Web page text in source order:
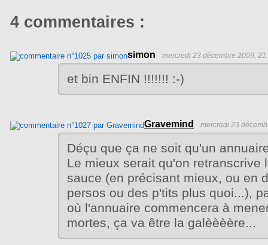
4 commentaires :
simon mercredi 23 décembre 2009,
et bin ENFIN !!!!!!! :-)
Gravemind mercredi 23
Déçu que ça ne soit qu'un
Le mieux serait qu'on retranscrive
sauce (en précisant mieux, ou en
persos ou des p'tits plus quoi...),
où l'annuaire commencera à
mortes, ça va être la galèèèère...